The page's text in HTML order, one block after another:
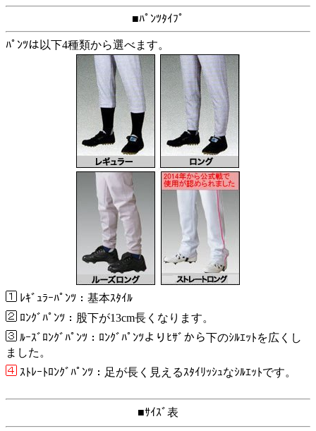
■ﾊﾟﾝﾂﾀｲﾌﾟ
ﾊﾟﾝﾂは以下4種類から選べます。
ﾚｷﾞｭﾗｰﾊﾟﾝﾂ：基本ｽﾀｲﾙ
ﾛﾝｸﾞﾊﾟﾝﾂ：股下が13cm長くなります。
ﾙｰｽﾞﾛﾝｸﾞﾊﾟﾝﾂ：ﾛﾝｸﾞﾊﾟﾝﾂよりﾋｻﾞから下のｼﾙｴｯﾄを広くし
ました。
ｽﾄﾚｰﾄﾛﾝｸﾞﾊﾟﾝﾂ：足が長く見えるｽﾀｲﾘｯｼｭなｼﾙｴｯﾄです。
■ｻｲｽﾞ表